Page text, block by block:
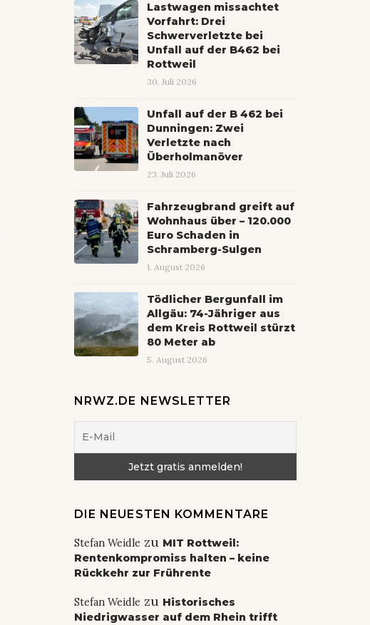
Lastwagen missachtet
Vorfahrt: Drei
Schwerverletzte bei
Unfall auf der B462 bei
Rottweil
30. Juli 2026
Unfall auf der B 462 bei
Dunningen: Zwei
Verletzte nach
Überholmanöver
23. Juli 2026
Fahrzeugbrand greift auf
Wohnhaus über – 120.000
Euro Schaden in
Schramberg-Sulgen
1. August 2026
Tödlicher Bergunfall im
Allgäu: 74-Jähriger aus
dem Kreis Rottweil stürzt
80 Meter ab
5. August 2026
NRWZ.DE NEWSLETTER
DIE NEUESTEN KOMMENTARE
Stefan Weidle zu MIT Rottweil:
Rentenkompromiss halten – keine
Rückkehr zur Frührente
Stefan Weidle zu Historisches
Niedrigwasser auf dem Rhein trifft